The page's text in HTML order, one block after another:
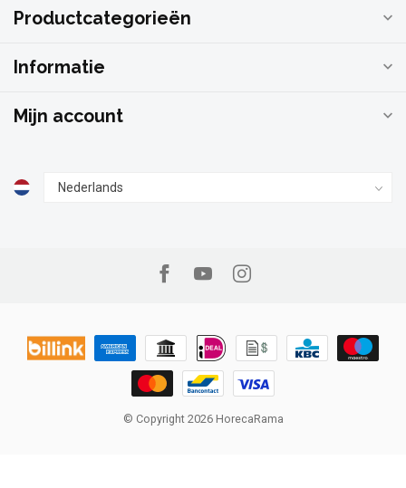
Productcategorieën
Informatie
Mijn account
© Copyright 2026 HorecaRama